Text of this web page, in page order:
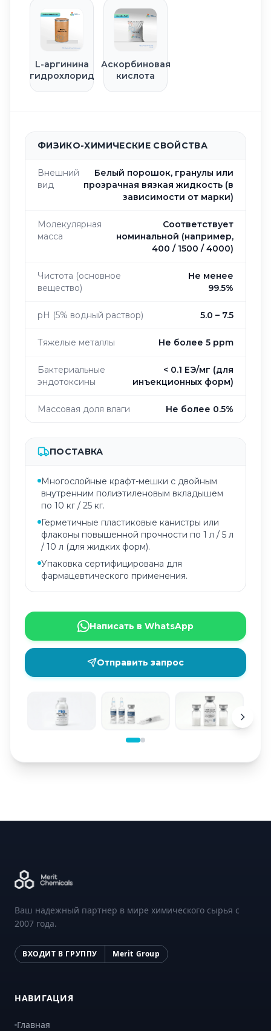
L-аргинина
гидрохлорид
Аскорбиновая
кислота
ФИЗИКО-ХИМИЧЕСКИЕ СВОЙСТВА
Внешний
вид
Белый порошок, гранулы или
прозрачная вязкая жидкость (в
зависимости от марки)
Молекулярная
масса
Соответствует
номинальной (например,
400 / 1500 / 4000)
Чистота (основное
вещество)
Не менее
99.5%
pH (5% водный раствор) 5.0 – 7.5
Тяжелые металлы Не более 5 ppm
Бактериальные
эндотоксины
< 0.1 ЕЭ/мг (для
инъекционных форм)
Массовая доля влаги Не более 0.5%
ПОСТАВКА
Многослойные крафт-мешки с двойным
внутренним полиэтиленовым вкладышем
по 10 кг / 25 кг.
Герметичные пластиковые канистры или
флаконы повышенной прочности по 1 л / 5 л
/ 10 л (для жидких форм).
Упаковка сертифицирована для
фармацевтического применения.
Написать в WhatsApp
Отправить запрос
Ваш надежный партнер в мире химического сырья с
2007 года.
ВХОДИТ В ГРУППУ Merit Group
НАВИГАЦИЯ
Главная